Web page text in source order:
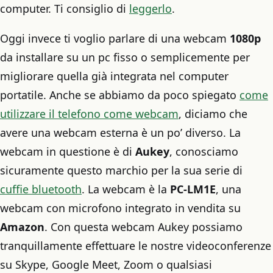
computer. Ti consiglio di leggerlo.
Oggi invece ti voglio parlare di una webcam 1080p
da installare su un pc fisso o semplicemente per
migliorare quella già integrata nel computer
portatile. Anche se abbiamo da poco spiegato come
utilizzare il telefono come webcam, diciamo che
avere una webcam esterna è un po’ diverso. La
webcam in questione è di Aukey, conosciamo
sicuramente questo marchio per la sua serie di
cuffie bluetooth. La webcam è la PC-LM1E, una
webcam con microfono integrato in vendita su
Amazon. Con questa webcam Aukey possiamo
tranquillamente effettuare le nostre videoconferenze
su Skype, Google Meet, Zoom o qualsiasi